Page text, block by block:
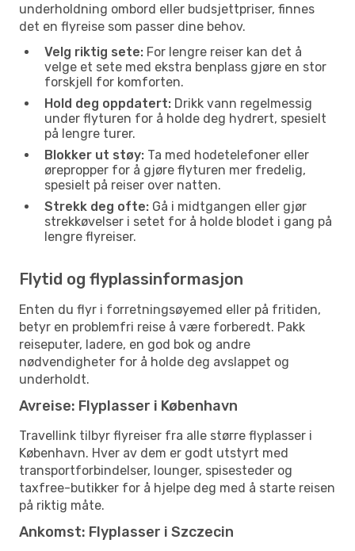
underholdning ombord eller budsjettpriser, finnes
det en flyreise som passer dine behov.
Velg riktig sete: For lengre reiser kan det å
velge et sete med ekstra benplass gjøre en stor
forskjell for komforten.
Hold deg oppdatert: Drikk vann regelmessig
under flyturen for å holde deg hydrert, spesielt
på lengre turer.
Blokker ut støy: Ta med hodetelefoner eller
ørepropper for å gjøre flyturen mer fredelig,
spesielt på reiser over natten.
Strekk deg ofte: Gå i midtgangen eller gjør
strekkøvelser i setet for å holde blodet i gang på
lengre flyreiser.
Flytid og flyplassinformasjon
Enten du flyr i forretningsøyemed eller på fritiden,
betyr en problemfri reise å være forberedt. Pakk
reiseputer, ladere, en god bok og andre
nødvendigheter for å holde deg avslappet og
underholdt.
Avreise: Flyplasser i København
Travellink tilbyr flyreiser fra alle større flyplasser i
København. Hver av dem er godt utstyrt med
transportforbindelser, lounger, spisesteder og
taxfree-butikker for å hjelpe deg med å starte reisen
på riktig måte.
Ankomst: Flyplasser i Szczecin